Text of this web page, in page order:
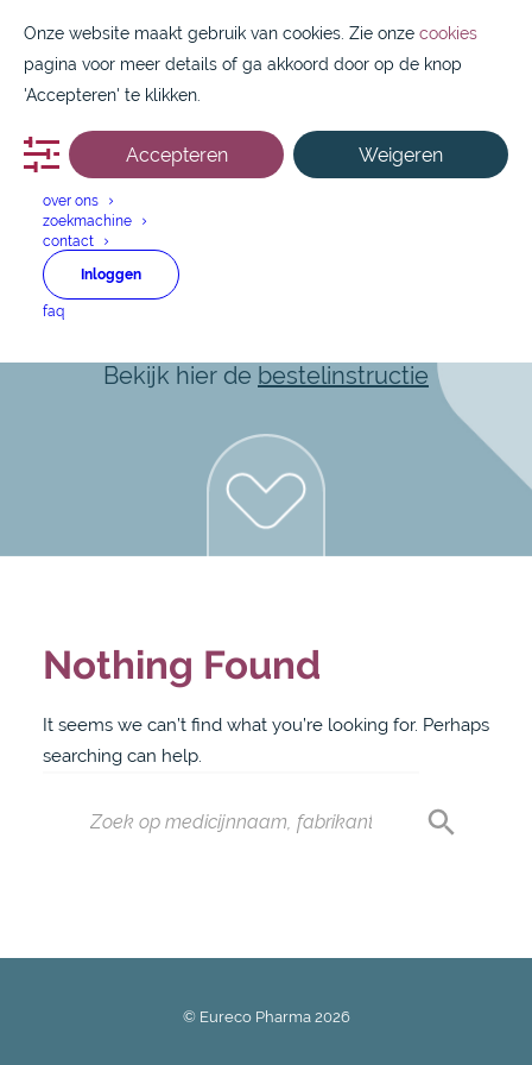
088 1800 550
over ons
zoekmachine
contact
Inloggen
faq
AstraZeneca GmbH
Bekijk hier de bestelinstructie
Nothing Found
It seems we can’t find what you’re looking for. Perhaps
searching can help.
© Eureco Pharma 2026
Onze website maakt gebruik van cookies. Zie onze cookies
pagina voor meer details of ga akkoord door op de knop
'Accepteren' te klikken.
Accepteren Weigeren